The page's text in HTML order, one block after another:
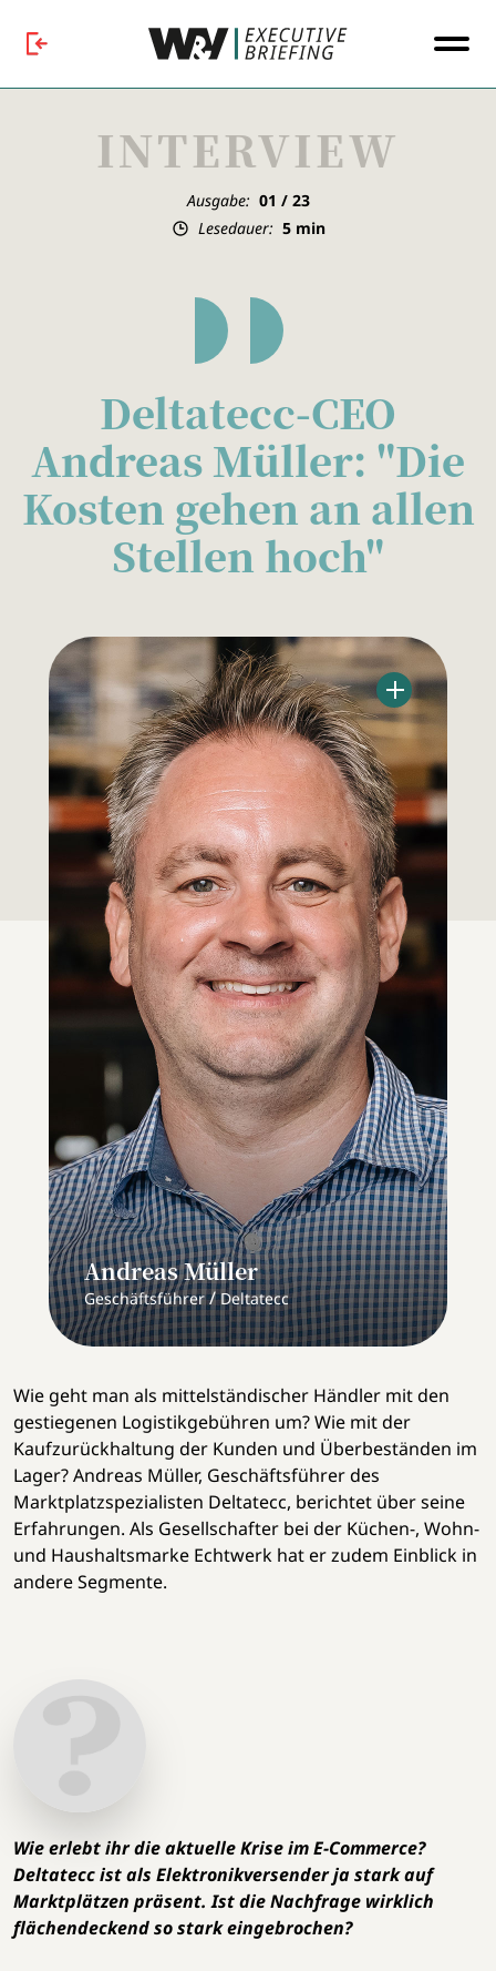
INTERVIEW
Ausgabe: 01 / 23
Lesedauer: 5min
Deltatecc-CEO
Andreas Müller: "Die
Kosten gehen an allen
Stellen hoch"
Wie geht man als mittelständischer Händler mit den
gestiegenen Logistikgebühren um? Wie mit der
Kaufzurückhaltung der Kunden und Überbeständen im
Lager? Andreas Müller, Geschäftsführer des
Marktplatzspezialisten Deltatecc, berichtet über seine
Erfahrungen. Als Gesellschafter bei der Küchen-, Wohn-
und Haushaltsmarke Echtwerk hat er zudem Einblick in
andere Segmente.
Andreas Müller
Geschäftsführer/Deltatecc
Wie erlebt ihr die aktuelle Krise im E-Commerce?
Deltatecc ist als Elektronikversender ja stark auf
Marktplätzen präsent. Ist die Nachfrage wirklich
flächendeckend so stark eingebrochen?